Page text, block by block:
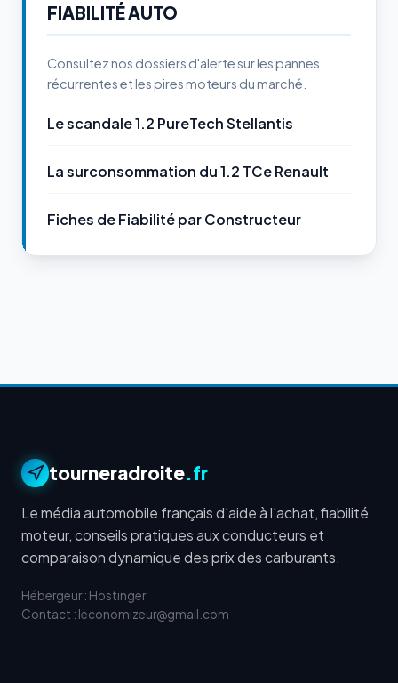
FIABILITÉ AUTO
Consultez nos dossiers d'alerte sur les pannes
récurrentes et les pires moteurs du marché.
Le scandale 1.2 PureTech Stellantis
La surconsommation du 1.2 TCe Renault
Fiches de Fiabilité par Constructeur
tourneradroite.fr
Le média automobile français d'aide à l'achat, fiabilité
moteur, conseils pratiques aux conducteurs et
comparaison dynamique des prix des carburants.
Hébergeur : Hostinger
Contact : leconomizeur@gmail.com